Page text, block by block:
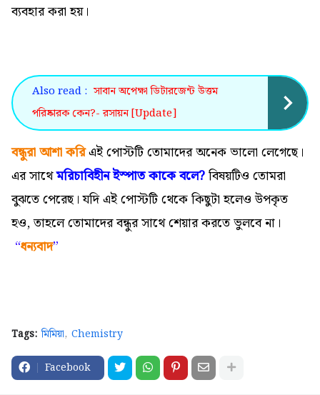
ব্যবহার করা হয়।
Also read : সাবান অপেক্ষা ডিটারজেন্ট উত্তম
পরিষ্কারক কেন?- রসায়ন [Update]
বন্ধুরা আশা করিএই পোস্টটি তোমাদের অনেক ভালো লেগেছে।
এর সাথেমরিচাবিহীন ইস্পাত কাকে বলে?বিষয়টিও তোমরা
বুঝতে পেরেছ। যদি এই পোস্টটি থেকে কিছুটা হলেও উপকৃত
হও, তাহলে তোমাদের বন্ধুর সাথে শেয়ার করতে ভুলবে না।
“ধন্যবাদ”
Tags: মিমিয়া Chemistry
Facebook